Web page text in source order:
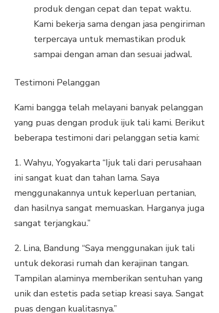
produk dengan cepat dan tepat waktu.
Kami bekerja sama dengan jasa pengiriman
terpercaya untuk memastikan produk
sampai dengan aman dan sesuai jadwal.
Testimoni Pelanggan
Kami bangga telah melayani banyak pelanggan
yang puas dengan produk ijuk tali kami. Berikut
beberapa testimoni dari pelanggan setia kami:
1. Wahyu, Yogyakarta “Ijuk tali dari perusahaan
ini sangat kuat dan tahan lama. Saya
menggunakannya untuk keperluan pertanian,
dan hasilnya sangat memuaskan. Harganya juga
sangat terjangkau.”
2. Lina, Bandung “Saya menggunakan ijuk tali
untuk dekorasi rumah dan kerajinan tangan.
Tampilan alaminya memberikan sentuhan yang
unik dan estetis pada setiap kreasi saya. Sangat
puas dengan kualitasnya.”